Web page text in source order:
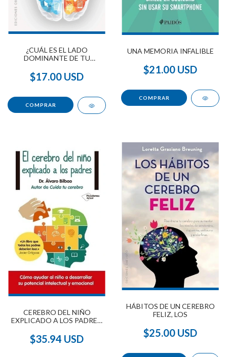
¿CUÁL ES EL LADO
DOMINANTE DE TU
$17.00 USD
UNA MEMORIA INFALIBLE
$21.00 USD
CEREBRO DEL NIÑO
EXPLICADO A LOS PADRES,
$35.94 USD
HÁBITOS DE UN CEREBRO
FELIZ, LOS
$25.00 USD